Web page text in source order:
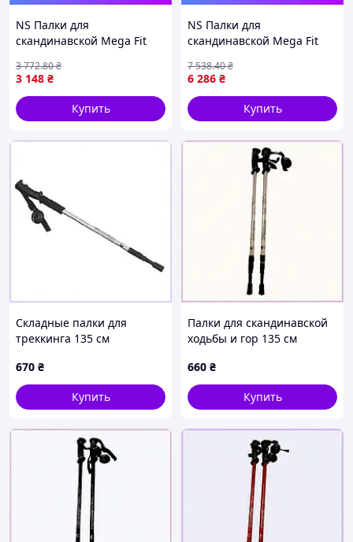
NS Палки для
скандинавской Mega Fit
DLX (S25 30) Nes22/Q
3 148 ₴
3 772.80₴
Купить
NS Палки для
скандинавской Mega Fit
Carbon 135 Dual Spike
(7008351011350) Nes22/Q
6 286 ₴
7 538.40₴
Купить
Складные палки для
треккинга 135 см
670 ₴
Купить
Палки для скандинавской
ходьбы и гор 135 см
660 ₴
Купить